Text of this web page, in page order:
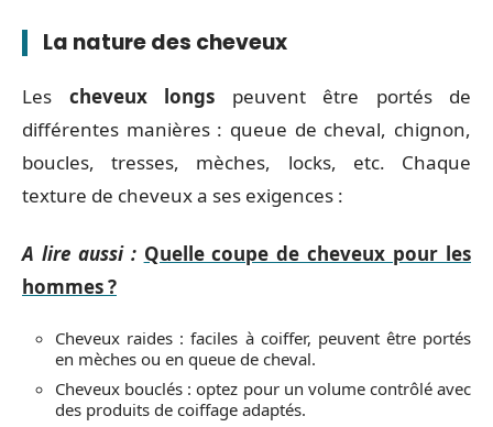
La nature des cheveux
Les cheveux longs peuvent être portés de
différentes manières : queue de cheval, chignon,
boucles, tresses, mèches, locks, etc. Chaque
texture de cheveux a ses exigences :
A lire aussi : Quelle coupe de cheveux pour les
hommes ?
Cheveux raides : faciles à coiffer, peuvent être portés
en mèches ou en queue de cheval.
Cheveux bouclés : optez pour un volume contrôlé avec
des produits de coiffage adaptés.